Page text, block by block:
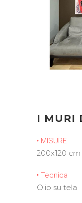
I MURI
MISURE
200x120 cm
Tecnica
Olio su tela